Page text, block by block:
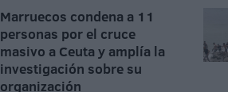
Marruecos condena a 11
personas por el cruce
masivo a Ceuta y amplía la
investigación sobre su
organización